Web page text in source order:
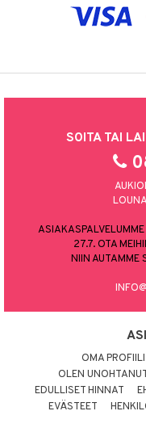
SOITA TAI
27.7. OTA
NIIN AUTAMME
OMA PROFIILI
OLEN
EDULLISET HINNAT
EVÄSTEET